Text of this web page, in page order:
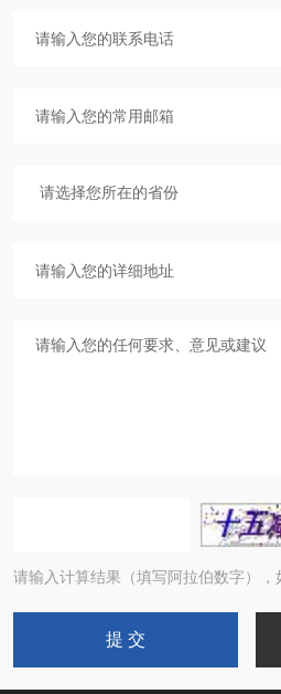
请输入计算结果（填写阿拉伯数字），